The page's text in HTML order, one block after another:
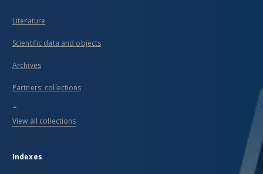
Literature
Scientific data and objects
Archives
Partners' collections
...
View all collections
Indexes